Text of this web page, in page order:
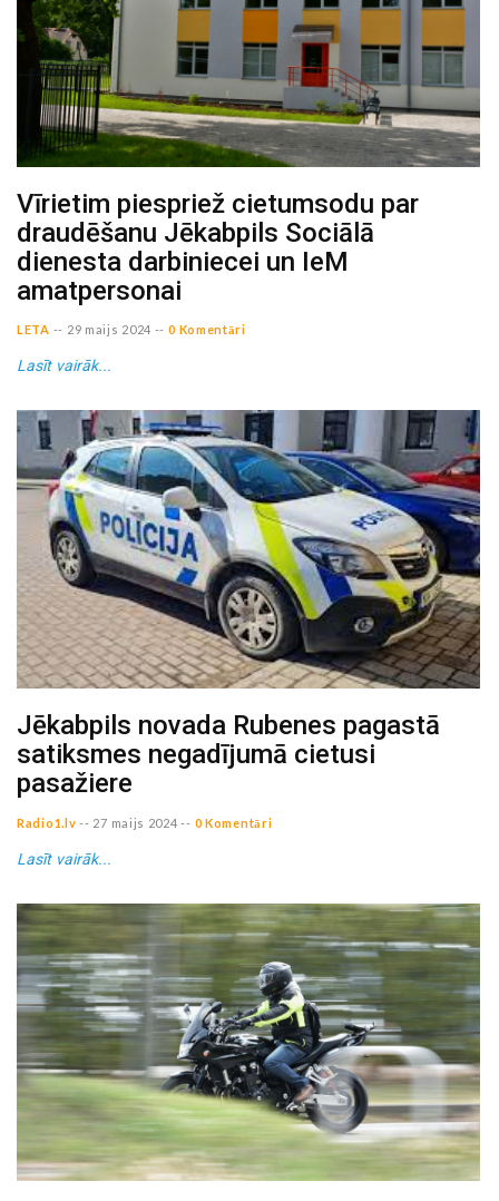
Vīrietim piespriež cietumsodu par
draudēšanu Jēkabpils Sociālā
dienesta darbiniecei un IeM
amatpersonai
LETA -- 29 maijs 2024 -- 0 Komentāri
Lasīt vairāk...
Jēkabpils novada Rubenes pagastā
satiksmes negadījumā cietusi
pasažiere
Radio1.lv -- 27 maijs 2024 -- 0 Komentāri
Lasīt vairāk...